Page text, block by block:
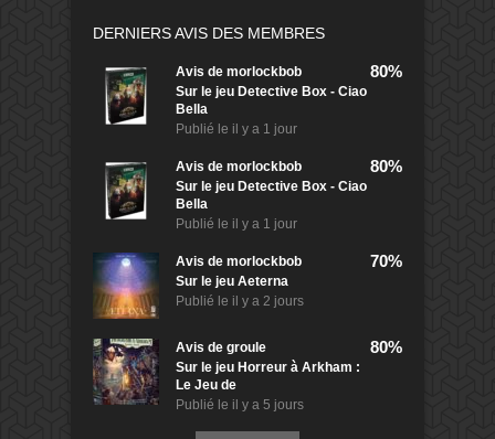
DERNIERS AVIS DES MEMBRES
Avis de morlockbob
Sur le jeu Detective Box - Ciao
Bella
Publié le il y a 1 jour
80%
Avis de morlockbob
Sur le jeu Detective Box - Ciao
Bella
Publié le il y a 1 jour
80%
Avis de morlockbob
Sur le jeu Aeterna
Publié le il y a 2 jours
70%
Avis de groule
Sur le jeu Horreur à Arkham :
Le Jeu de
Publié le il y a 5 jours
80%